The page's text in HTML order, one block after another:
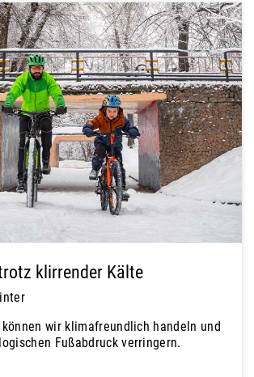
klirrender Kälte
wir klimafreundlich handeln und
Fußabdruck verringern.